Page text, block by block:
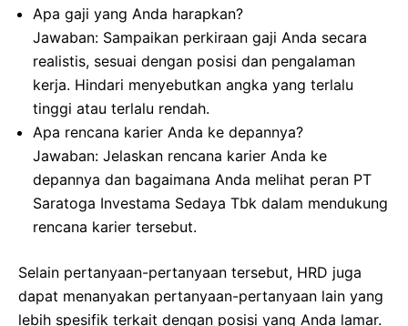
Apa gaji yang Anda harapkan?
Jawaban: Sampaikan perkiraan gaji Anda secara
realistis, sesuai dengan posisi dan pengalaman
kerja. Hindari menyebutkan angka yang terlalu
tinggi atau terlalu rendah.
Apa rencana karier Anda ke depannya?
Jawaban: Jelaskan rencana karier Anda ke
depannya dan bagaimana Anda melihat peran PT
Saratoga Investama Sedaya Tbk dalam mendukung
rencana karier tersebut.
Selain pertanyaan-pertanyaan tersebut, HRD juga
dapat menanyakan pertanyaan-pertanyaan lain yang
lebih spesifik terkait dengan posisi yang Anda lamar.